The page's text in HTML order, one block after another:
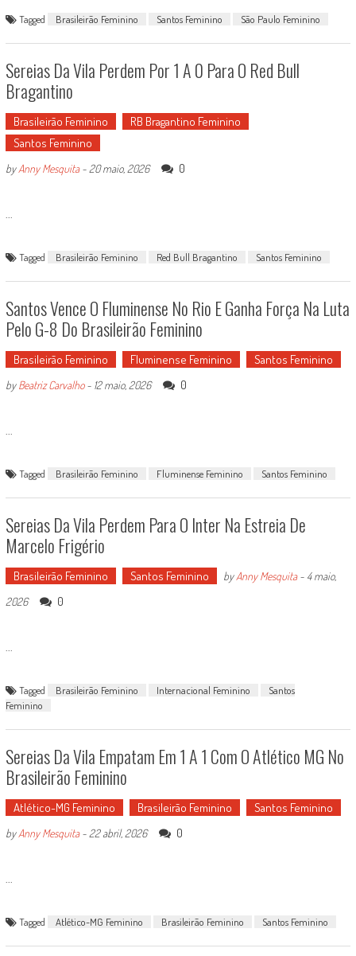
Tagged Brasileirão Feminino Santos Feminino São Paulo Feminino
Sereias Da Vila Perdem Por 1 A 0 Para O Red Bull
Bragantino
Brasileirão Feminino
RB Bragantino Feminino
Santos Feminino
byAnny Mesquita- 20 maio, 2026 0
...
Tagged Brasileirão Feminino Red Bull Bragantino Santos Feminino
Santos Vence O Fluminense No Rio E Ganha Força Na Luta
Pelo G-8 Do Brasileirão Feminino
Brasileirão Feminino Fluminense Feminino Santos Feminino
byBeatriz Carvalho- 12 maio, 2026 0
...
Tagged Brasileirão Feminino Fluminense Feminino Santos Feminino
Sereias Da Vila Perdem Para O Inter Na Estreia De
Marcelo Frigério
Brasileirão Feminino Santos Feminino byAnny Mesquita- 4 maio,
2026
0
...
Tagged Brasileirão Feminino Internacional Feminino
Santos
Feminino
Sereias Da Vila Empatam Em 1 A 1 Com O Atlético MG No
Brasileirão Feminino
Atlético-MG Feminino Brasileirão Feminino Santos Feminino
byAnny Mesquita- 22 abril, 2026 0
...
Tagged Atlético-MG Feminino Brasileirão Feminino Santos Feminino